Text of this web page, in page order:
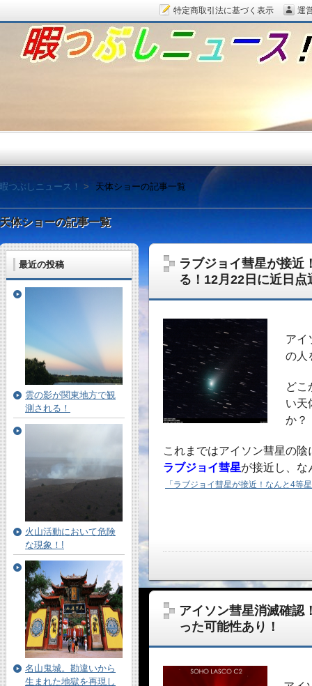
天体ショーの記事一覧
ラブジョイ彗星が接近
る！12月22日に近日点
アイ
の人
どこ
い天
か？
これまではアイソン彗星の
ラブジョイ彗星が接近し、な
「ラブジョイ彗星が接近！なんと4等
アイソン彗星消滅確認
った可能性あり！
最近の投稿
雲の影が関東地方で観
測される！
火山活動において危険
な現象！!
名山鬼城。勘違いから
生まれた地獄を再現し
暇つぶしニュース！ 天体ショーの記事一覧
暇つぶしニュース！
毎日面白い話題をピッ
特定商取引法に基づく表示 運